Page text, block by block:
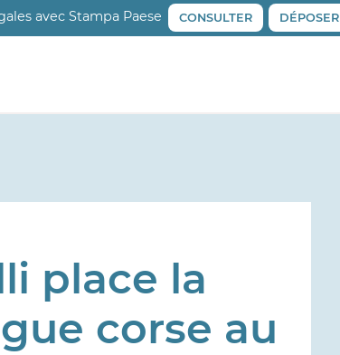
avec Stampa Paese CONSULTER DÉPOSER
place la
corse au